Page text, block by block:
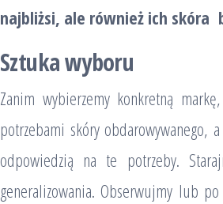
najbliżsi, ale również ich skóra
Sztuka wyboru
Zanim wybierzemy konkretną
potrzebami skóry obdarowywanego,
odpowiedzią na te potrzeby.
generalizowania. Obserwujmy lub